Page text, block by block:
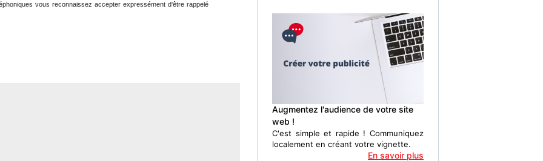
vous reconnaissez accepter expressément d'être rappelé
Augmentez l'audience de votre site
web !
C'est simple et rapide ! Communiquez
localement en créant votre vignette.
En savoir plus